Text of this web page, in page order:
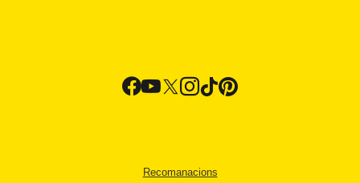
Recomanacions